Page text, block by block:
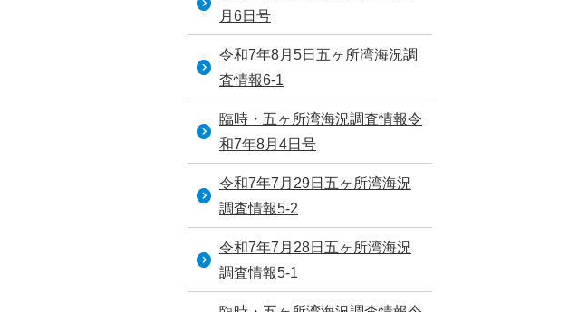
月6日号
令和7年8月5日五ヶ所湾海況調
査情報6-1
臨時・五ヶ所湾海況調査情報令
和7年8月4日号
令和7年7月29日五ヶ所湾海況
調査情報5-2
令和7年7月28日五ヶ所湾海況
調査情報5-1